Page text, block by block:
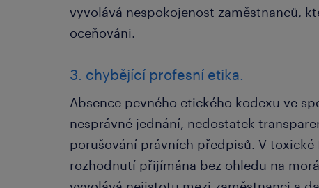
vyvolává nespokojenost zaměstnanců,
oceňováni.
3. chybějící profesní etika.
Absence pevného etického kodexu ve
nesprávné jednání, nedostatek
porušování právních předpisů. V
rozhodnutí přijímána bez ohledu na